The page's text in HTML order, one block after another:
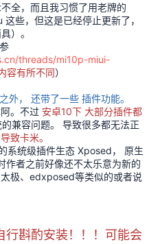
全，而且我习惯了用老牌的
些，但这是已经停止更新了，
）。
threads/mi10p-miui-
容有所不同）​
外， 还带了一些 插件功能。​
。不过 安卓10下 大部分插件都
兼容问题。 导致很多都无法正
致卡米。
系统级插件生态 Xposed， 原生
作者之前好像还不太乐意为新的
极、edxposed等类似的或者说
行斟酌安装！！！可能会